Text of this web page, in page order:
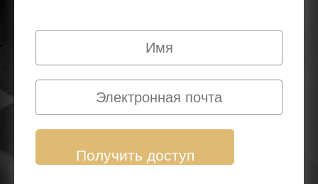
Получить доступ